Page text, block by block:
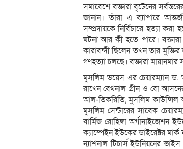
সমাবেশে বক্তারা বৃটেনের
জানান। তাঁরা এ ব্যাপারে
সম্প্রদায়কে নির্বিচারে হত্যা
ঘটনা আর কী হতে পারে। বক্তারা
কারাবন্দী ছিলেন তখন তার
গণহত্যা চলছে। বক্তারা
মুসলিম ভয়েস এর চেয়ারম্যান ড.
রাখেন বেথনাল গ্রীন ও বো
আল-তিকরিতি, মুসলিম কাউন্সিল
মুসলিম সেন্টারের সাবেক
বার্মিজ রোহিঙ্গা অর্গানাইজেশন
ক্যাম্পেইন ইউকের ডাইরেক্টর
ন্যাশনাল টিচার্স ইউনিয়নের